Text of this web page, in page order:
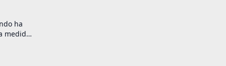
ha
medida
de
entre